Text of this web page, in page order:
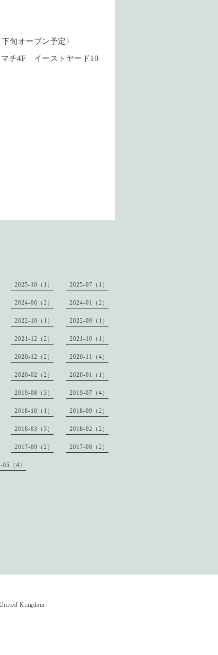
旬オープン予定〉
チ4F イーストヤード10
2025-10（1） 2025-07（1）
2024-06（2） 2024-01（2）
2022-10（1） 2022-09（1）
2021-12（2） 2021-10（1）
2020-12（2） 2020-11（4）
2020-02（2） 2020-01（1）
2019-08（3） 2019-07（4）
2018-10（1） 2018-09（2）
2018-03（3） 2018-02（2）
2017-09（2） 2017-08（2）
05（4）
Kingdom